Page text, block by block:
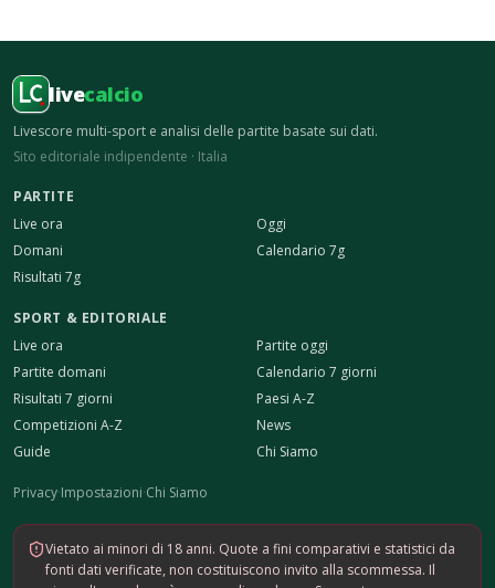
livecalcio
Livescore multi-sport e analisi delle partite basate sui dati.
Sito editoriale indipendente · Italia
PARTITE
Live ora
Oggi
Domani
Calendario 7g
Risultati 7g
SPORT & EDITORIALE
Live ora
Partite oggi
Partite domani
Calendario 7 giorni
Risultati 7 giorni
Paesi A-Z
Competizioni A-Z
News
Guide
Chi Siamo
Privacy·Impostazioni·Chi Siamo
Vietato ai minori di 18 anni. Quote a fini comparativi e statistici da
fonti dati verificate, non costituiscono invito alla scommessa. Il